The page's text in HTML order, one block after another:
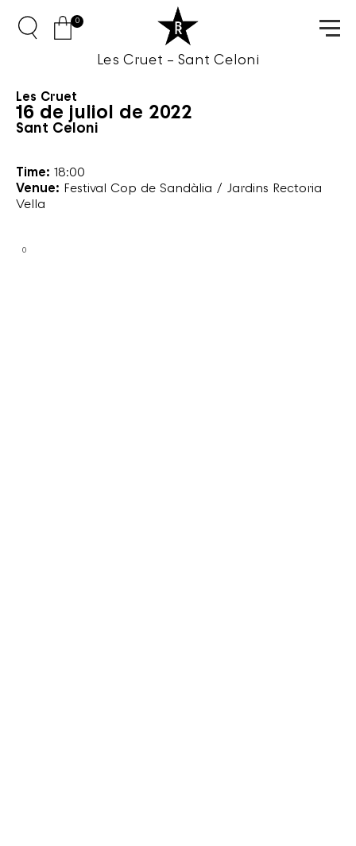
Les Cruet – Sant Celoni
0
Les Cruet
16 de juliol de 2022
Sant Celoni
Time: 18:00
Venue: Festival Cop de Sandàlia / Jardins Rectoria
Vella
0